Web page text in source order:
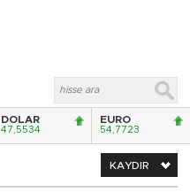
DOLAR
47,5534
EURO
54,7723
KAYDIR